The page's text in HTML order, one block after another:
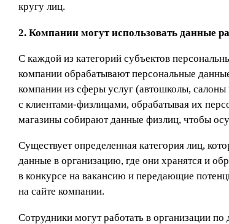
кругу лиц.
2. Компании могут использовать данные
С каждой из категорий субъектов
компании обрабатывают персональные
компании из сферы услуг (автошколы, салоны
с клиентами-физлицами, обрабатывая их
магазины собирают данные физлиц, чтобы
Существует определенная категория лиц,
данные в организацию, где они хранятся и
в конкурсе на вакансию и передающие
на сайте компании.
Сотрудники могут работать в организации